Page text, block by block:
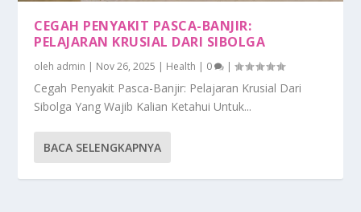
CEGAH PENYAKIT PASCA-BANJIR:
PELAJARAN KRUSIAL DARI SIBOLGA
oleh admin | Nov 26, 2025 | Health | 0 |
Cegah Penyakit Pasca-Banjir: Pelajaran Krusial Dari
Sibolga Yang Wajib Kalian Ketahui Untuk...
BACA SELENGKAPNYA